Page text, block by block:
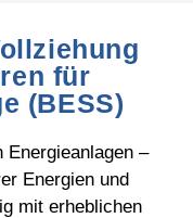
für
(BESS)
Energieanlagen –
Energien und
mit erheblichen